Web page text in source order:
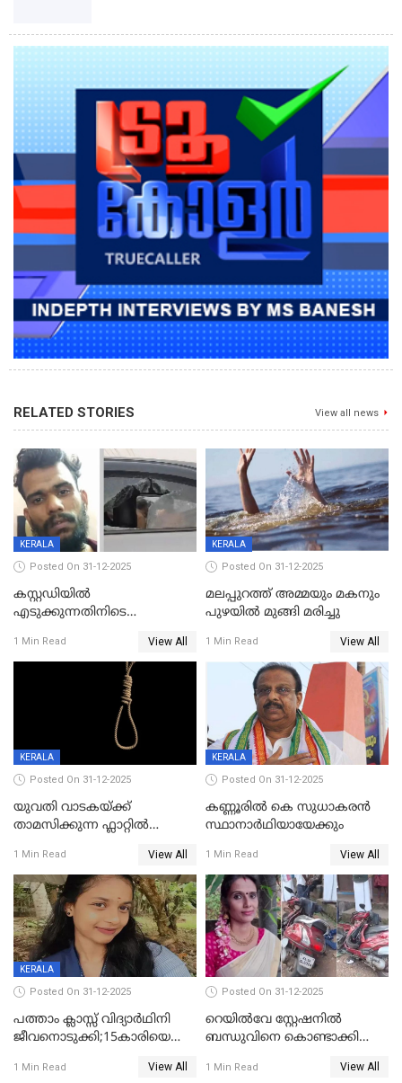
RELATED STORIES View all news
KERALA
Posted On 31-12-2025
കസ്റ്റഡിയിൽ
എടുക്കുന്നതിനിടെ
വധശ്രമക്കേസ് പ്രതി പിടിയിൽ
1 Min Read View All
KERALA
Posted On 31-12-2025
മലപ്പുറത്ത് അമ്മയും മകനും
പുഴയിൽ മുങ്ങി മരിച്ചു
1 Min Read View All
KERALA
Posted On 31-12-2025
യുവതി വാടകയ്ക്ക്
താമസിക്കുന്ന ഫ്ലാറ്റില്‍
സംഭവം കൈതപ്പൊയിലില്‍
1 Min Read View All
KERALA
Posted On 31-12-2025
കണ്ണൂരിൽ കെ സുധാകരൻ
സ്ഥാനാർഥിയായേക്കും
1 Min Read View All
KERALA
Posted On 31-12-2025
പത്താം ക്ലാസ്സ് വിദ്യാര്‍ഥിനി
ജീവനൊടുക്കി;15കാരിയെ
കിടപ്പുമുറിയില്‍ തൂങ്ങി മരിച്ച
1 Min Read View All
Posted On 31-12-2025
റെയിൽവേ സ്റ്റേഷനിൽ
ബന്ധുവിനെ കൊണ്ടാക്കി
ലോറി സ്കൂട്ടറിൽ ഇടിച്ചു :
1 Min Read View All